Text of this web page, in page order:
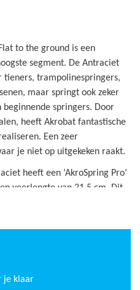
to the ground is een
segment. De Antraciet
tieners, trampolinespringers,
maar springt ook zeker
springers. Door
heeft Akrobat fantastische
Een zeer
je niet op uitgekeken raakt.
heeft een ‘AkroSpring Pro’
veerlengte van 21,5 cm. Dit
en hoge sprong. In
Dit komt doordat het
heeft en hierdoor maar
comfortabel. De
je klaar